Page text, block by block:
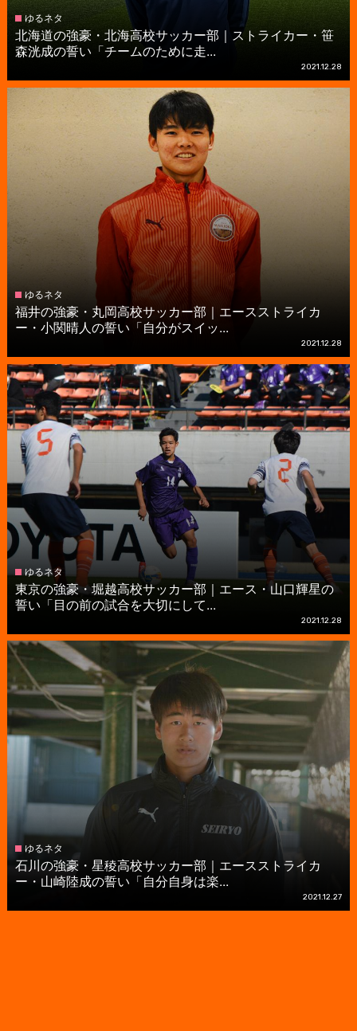
ゆるネタ
北海道の強豪・北海高校サッカー部｜ストライカー・笹
森洸成の誓い「チームのために走...
2021.12.28
ゆるネタ
福井の強豪・丸岡高校サッカー部｜エースストライカ
ー・小関晴人の誓い「自分がスイッ...
2021.12.28
ゆるネタ
東京の強豪・堀越高校サッカー部｜エース・山口輝星の
誓い「目の前の試合を大切にして...
2021.12.28
ゆるネタ
石川の強豪・星稜高校サッカー部｜エースストライカ
ー・山崎陸成の誓い「自分自身は楽...
2021.12.27